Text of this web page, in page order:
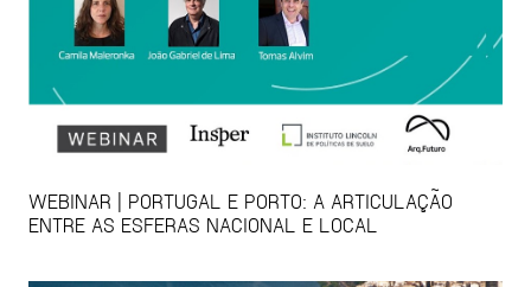
WEBINAR | PORTUGAL E PORTO: A ARTICULAÇÃO
ENTRE AS ESFERAS NACIONAL E LOCAL